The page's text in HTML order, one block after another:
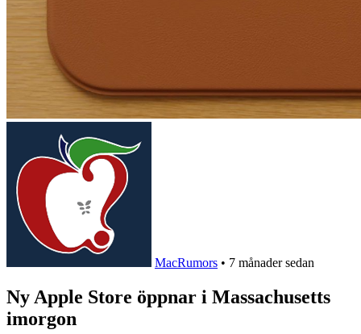
MacRumors • 7 månader sedan
Ny Apple Store öppnar i Massachusetts
imorgon